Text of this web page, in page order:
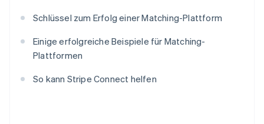
Schlüssel zum Erfolg einer Matching-Plattform
Einige erfolgreiche Beispiele für Matching-
Plattformen
So kann Stripe Connect helfen